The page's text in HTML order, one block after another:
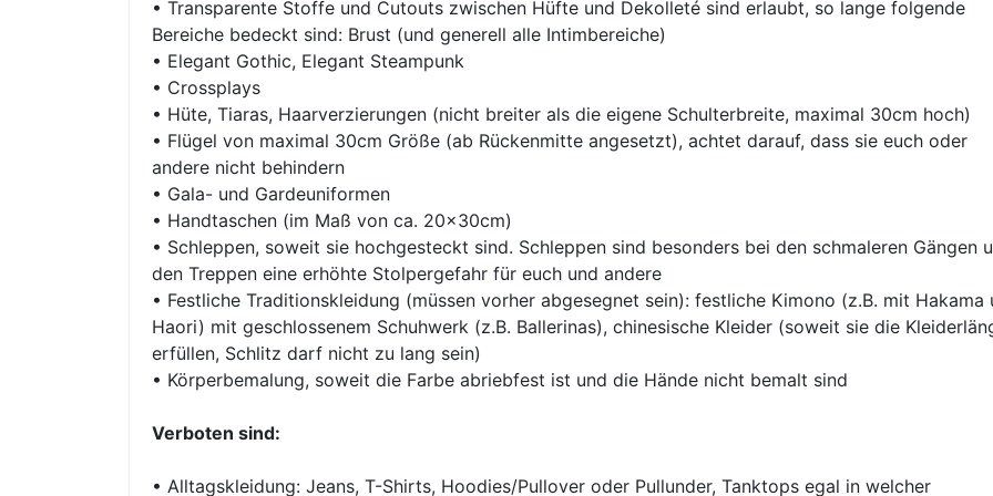
• Transparente Stoffe und Cutouts zwischen Hüfte und Dekolleté sind erlaubt, so lange folgende
Bereiche bedeckt sind: Brust (und generell alle Intimbereiche)
• Elegant Gothic, Elegant Steampunk
• Crossplays
• Hüte, Tiaras, Haarverzierungen (nicht breiter als die eigene Schulterbreite, maximal 30cm hoch)
• Flügel von maximal 30cm Größe (ab Rückenmitte angesetzt), achtet darauf, dass sie euch oder
andere nicht behindern
• Gala- und Gardeuniformen
• Handtaschen (im Maß von ca. 20x30cm)
• Schleppen, soweit sie hochgesteckt sind. Schleppen sind besonders bei den schmaleren Gängen
den Treppen eine erhöhte Stolpergefahr für euch und andere
• Festliche Traditionskleidung (müssen vorher abgesegnet sein): festliche Kimono (z.B. mit Hakama
Haori) mit geschlossenem Schuhwerk (z.B. Ballerinas), chinesische Kleider (soweit sie die
erfüllen, Schlitz darf nicht zu lang sein)
• Körperbemalung, soweit die Farbe abriebfest ist und die Hände nicht bemalt sind
Verboten sind:
• Alltagskleidung: Jeans, T-Shirts, Hoodies/Pullover oder Pullunder, Tanktops egal in welcher